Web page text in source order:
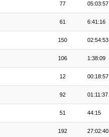
77 05:03:57
61 6:41:16
150 02:54:53
106 1:38:09
12 00:18:57
92 01:11:37
51 44:15
192 27:02:40